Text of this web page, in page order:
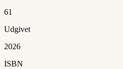
61
Udgivet
2026
ISBN